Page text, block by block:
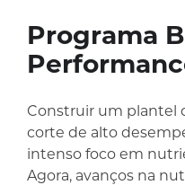
Programa
Construir um plantel
corte de alto
intenso foco em
Agora, avanços na